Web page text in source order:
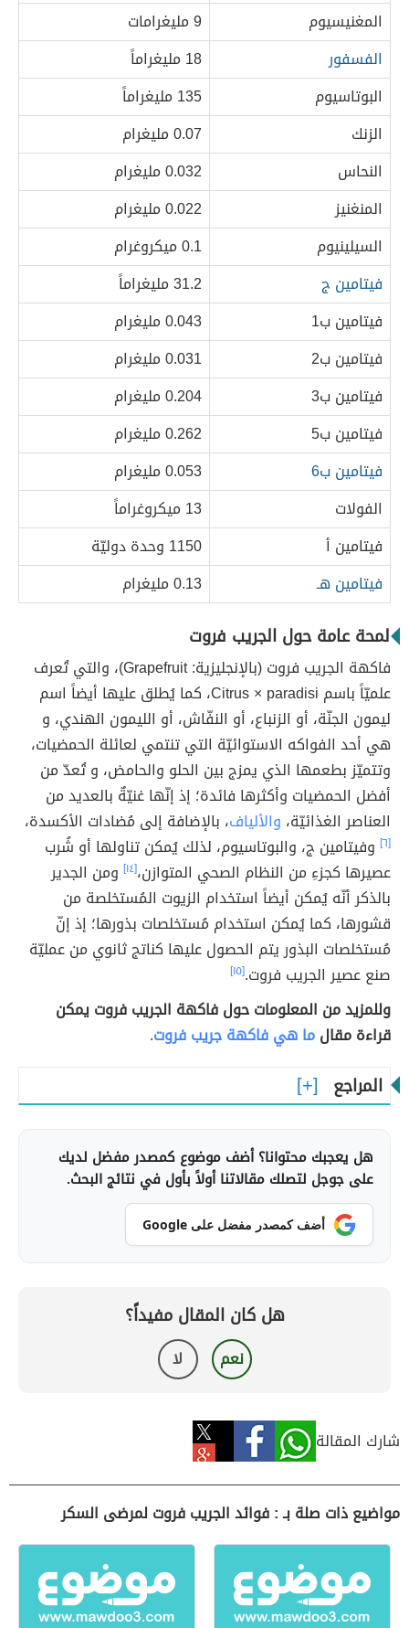
المغنيسيوم
9 مليغرامات
الفسفور
18 مليغراماً
البوتاسيوم
135 مليغراماً
الزنك
0.07 مليغرام
النحاس
0.032 مليغرام
المنغنيز
0.022 مليغرام
السيلينيوم
0.1 ميكروغرام
فيتامين ج
31.2 مليغراماً
فيتامين ب1
0.043 مليغرام
فيتامين ب2
0.031 مليغرام
فيتامين ب3
0.204 مليغرام
فيتامين ب5
0.262 مليغرام
فيتامين ب6
0.053 مليغرام
الفولات
13 ميكروغراماً
فيتامين أ
1150 وحدة دوليّة
فيتامين هـ
0.13 مليغرام
لمحة عامة حول الجريب فروت
فاكهة الجريب فروت (بالإنجليزية: Grapefruit)، والتي تُعرف
علميّاً باسم Citrus × paradisi، كما يُطلق عليها أيضاً اسم
ليمون الجنّة، أو الزنباع، أو النفّاش، أو الليمون الهندي، و
هي أحد الفواكه الاستوائيّة التي تنتمي لعائلة الحمضيات،
وتتميّز بطعمها الذي يمزج بين الحلو والحامض، و تُعدّ من
أفضل الحمضيات وأكثرها فائدة؛ إذ إنّها غنيّةٌ بالعديد من
العناصر الغذائيّة، والألياف، بالإضافة إلى مُضادات الأكسدة،
[٦]
وفيتامين ج، والبوتاسيوم، لذلك يُمكن تناولها أو شُرب
عصيرها كجزءِ من النظام الصحي المتوازن،[١٤]
ومن الجدير
بالذكر أنّه يُمكن أيضاً استخدام الزيوت المُستخلصة من
قشورها، كما يُمكن استخدام مُستخلصات بذورها؛ إذ إنّ
مُستخلصات البذور يتم الحصول عليها كناتج ثانوي من عمليّة
صنع عصير الجريب فروت.[١٥]
وللمزيد من المعلومات حول فاكهة الجريب فروت يمكن
قراءة مقالما هي فاكهة جريب فروت.
المراجع
هل يعجبك محتوانا؟ أضف موضوع كمصدر مفضل لديك
على جوجل لتصلك مقالاتنا أولاً بأول في نتائج البحث.
أضف كمصدر مفضل على Google
هل كان المقال مفيداً؟
نعم لا
شارك المقالة
مواضيع ذات صلة بـ : فوائد الجريب فروت لمرضى السكر